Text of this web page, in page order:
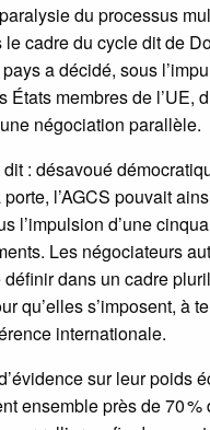
du processus
cadre du cycle dit de
a décidé, sous
États membres de l’UE,
négociation parallèle.
: désavoué
l’AGCS pouvait
l’impulsion d’une
Les négociateurs
définir dans un cadre
qu’elles s’imposent, à
internationale.
sur leur poids
ensemble près de 70 %